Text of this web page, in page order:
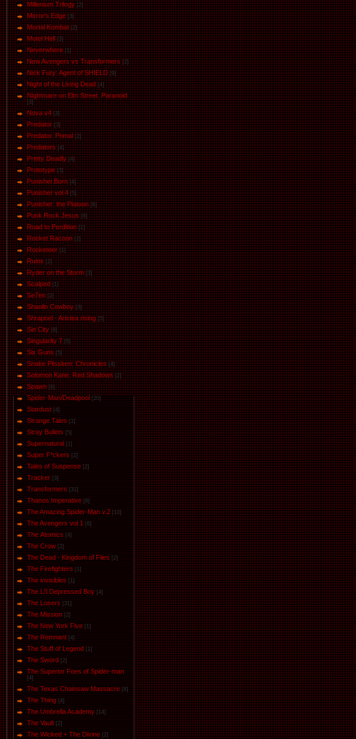
Millenium Trilogy [2]
Mirror's Edge [3]
Mortal Kombat [2]
Motel Hell [3]
Neverwhere [1]
New Avengers vs Transformers [2]
Nick Fury: Agent of SHIELD [9]
Night of the Living Dead [4]
Nightmare on Elm Street. Paranoid
[3]
Nova v4 [3]
Predator [3]
Predator. Primal [2]
Predators [4]
Pretty Deadly [4]
Prototype [3]
Punisher.Born [4]
Punisher vol.4 [5]
Punisher: the Platoon [6]
Punk Rock Jesus [6]
Road to Perdition [1]
Rocket Racoon [2]
Rocketeer [1]
Ruins [2]
Ryder on the Storm [3]
Scalped [1]
Se7en [2]
Shaolin Cowboy [3]
Shrapnel - Aristea rising [5]
Sin City [8]
Singularity 7 [5]
Six Guns [5]
Snake Plissken: Chronicles [4]
Solomon Kane: Red Shadows [2]
Spawn [6]
Spider-Man/Deadpool [20]
Stardust [4]
Strange Tales [1]
Stray Bullets [5]
Supernatural [1]
Super F*ckers [2]
Tales of Suspense [2]
Tracker [3]
Transformers [31]
Thanos Imperative [8]
The Amazing Spider-Man v.2 [10]
The Avengers vol.1 [6]
The Аtomics [4]
The Crow [2]
The Dead - Kingdom of Flies [2]
The Firefighters [1]
The invisibles [1]
The Li'l Depressed Boy [4]
The Losers [31]
The Mission [2]
The New York Five [1]
The Remnant [4]
The Stuff of Legend [1]
The Sword [2]
The Superior Foes of Spider-man
[4]
The Texas Chainsaw Massacre [8]
The Thing [4]
The Umbrella Academy [14]
The Vault [2]
The Wicked + The Divine [2]